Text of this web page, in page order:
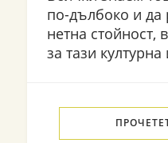
по-дълбоко и да
нетна стойност,
за тази културна